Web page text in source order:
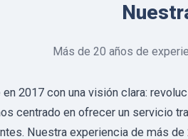
Más de 20 años de
en 2017 con una visión clara:
centrado en ofrecer un servicio
Nuestra experiencia de más